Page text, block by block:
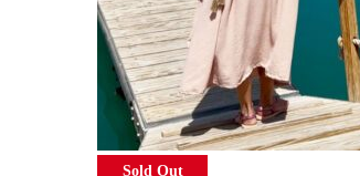
Sold Out